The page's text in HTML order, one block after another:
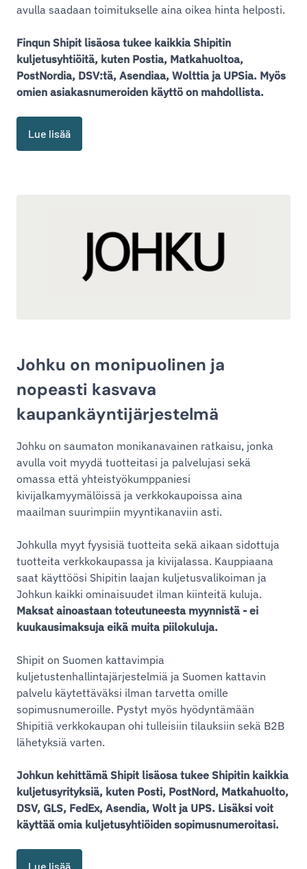
avulla saadaan toimitukselle aina oikea hinta helposti.
Finqun Shipit lisäosa tukee kaikkia Shipitin
kuljetusyhtiöitä, kuten Postia, Matkahuoltoa,
PostNordia, DSV:tä, Asendiaa, Wolttia ja UPSia. Myös
omien asiakasnumeroiden käyttö on mahdollista.
Lue lisää
Johku on monipuolinen ja
nopeasti kasvava
kaupankäyntijärjestelmä
Johku on saumaton monikanavainen ratkaisu, jonka
avulla voit myydä tuotteitasi ja palvelujasi sekä
omassa että yhteistyökumppaniesi
kivijalkamyymälöissä ja verkkokaupoissa aina
maailman suurimpiin myyntikanaviin asti.
Johkulla myyt fyysisiä tuotteita sekä aikaan sidottuja
tuotteita verkkokaupassa ja kivijalassa. Kauppiaana
saat käyttöösi Shipitin laajan kuljetusvalikoiman ja
Johkun kaikki ominaisuudet ilman kiinteitä kuluja.
Maksat ainoastaan toteutuneesta myynnistä - ei
kuukausimaksuja eikä muita piilokuluja.
Shipit on Suomen kattavimpia
kuljetustenhallintajärjestelmiä ja Suomen kattavin
palvelu käytettäväksi ilman tarvetta omille
sopimusnumeroille. Pystyt myös hyödyntämään
Shipitiä verkkokaupan ohi tulleisiin tilauksiin sekä B2B
lähetyksiä varten.
Johkun kehittämä Shipit lisäosa tukee Shipitin kaikkia
kuljetusyrityksiä, kuten Posti, PostNord, Matkahuolto,
DSV, GLS, FedEx, Asendia, Wolt ja UPS. Lisäksi voit
käyttää omia kuljetusyhtiöiden sopimusnumeroitasi.
Lue lisää